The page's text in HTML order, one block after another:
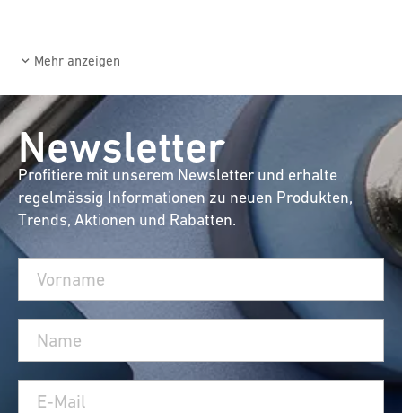
Mehr anzeigen
Newsletter
Profitiere mit unserem Newsletter und erhalte
regelmässig Informationen zu neuen Produkten,
Trends, Aktionen und Rabatten.